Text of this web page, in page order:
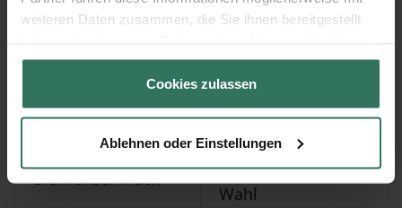
weiteren Daten zusammen, die Sie ihnen bereitgestellt
gesammelt haben.
Cookies zulassen
Ablehnen oder Einstellungen
(Optionale) Zusatzleistungen - nur
Preis
abhängig von Ihrer
Wahl
Blumenschmuck
abhängig von Ihrer
Wahl